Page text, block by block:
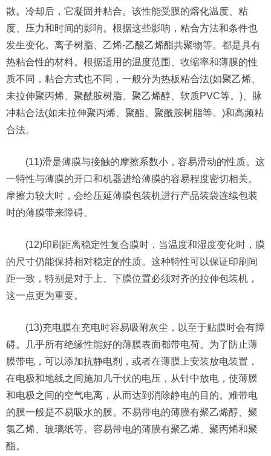
散。冷却后，它凝固并粘合。该性能受膜的熔化温度、粘
度、压力和时间的影响。根据这些影响，粘合方法和条件也
发生变化。离子树脂、乙烯-乙酸乙烯酯共聚物等。都是具有
热粘合性的材料。根据适用的温度范围、收缩率和薄膜的性
质不同，粘合方式也不同，一般分为热板粘合法(如聚乙烯、
未拉伸聚丙烯、聚酰胺树脂、聚乙烯醇、软质PVC等。)、脉
冲粘合法(如未拉伸聚丙烯、聚酯、聚酰胺树脂等。)和高频粘
合法。
(11)滑是薄膜与接触的摩擦系数小，容易滑动的性质。这
一特性与薄膜的开口和机器进给薄膜的容易程度密切相关。
摩擦力较大时，会给压延薄膜包装机进行产品装袋连续包装
时的薄膜带来障碍。
(12)印刷距离稳定性复合膜时，当温度和湿度变化时，膜
的尺寸仍能保持相对稳定的性质。这种特性可以保证印刷间
距一致，特别是对于上、下膜位置必须对齐的拉伸包装机，
这一点更为重要。
(13)充电膜在充电时容易吸附灰尘，以至于贴膜时会有障
碍。几乎所有绝缘性能好的薄膜表面都带电荷。为了防止薄
膜带电，可以添加抗静电剂，或者在薄膜上安装放电装置，
在电极和地线之间施加几千伏的电压，从针中放电，使薄膜
和电极之间的空气电离，从而达到消除静电的目的。难带电
的膜一般是不易吸水的膜。不易带电的薄膜有聚乙烯醇、聚
氯乙烯、玻璃纸等。容易带电的薄膜有聚乙烯、聚丙烯和聚
酯。